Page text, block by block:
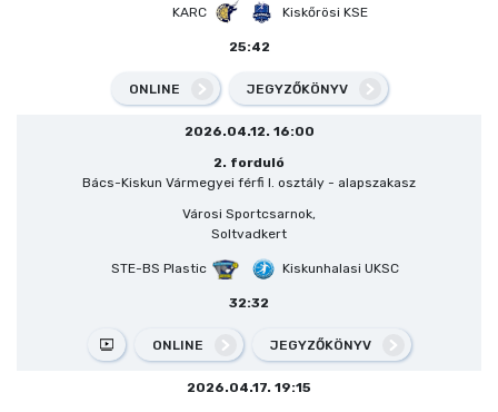
KARC Kiskőrösi KSE
25:42
ONLINE JEGYZŐKÖNYV
2026.04.12. 16:00
2. forduló
Bács-Kiskun Vármegyei férfi I. osztály - alapszakasz
Városi Sportcsarnok,
Soltvadkert
STE-BS Plastic Kiskunhalasi UKSC
32:32
ONLINE JEGYZŐKÖNYV
2026.04.17. 19:15